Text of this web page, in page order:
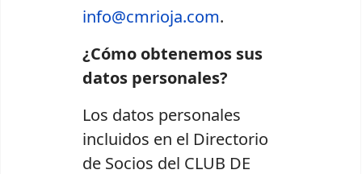
info@cmrioja.com.
¿Cómo obtenemos sus
datos personales?
Los datos personales
incluidos en el Directorio
de Socios del CLUB DE